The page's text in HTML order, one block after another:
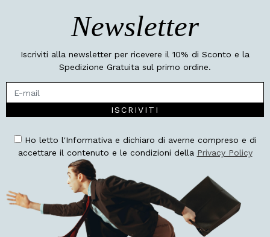
Newsletter
Iscriviti alla newsletter per ricevere il 10% di Sconto e la
Spedizione Gratuita sul primo ordine.
ISCRIVITI
Ho letto l'Informativa e dichiaro di averne compreso e di
accettare il contenuto e le condizioni della Privacy Policy